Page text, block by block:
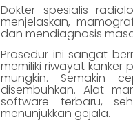
Dokter spesialis
menjelaskan,
dan mendiagnosis
Prosedur ini sangat
memiliki riwayat kanker
mungkin. Semakin
disembuhkan. Alat
software terbaru,
menunjukkan gejala.